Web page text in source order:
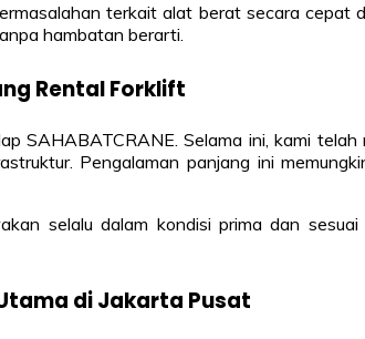
terkait alat berat secara
hambatan berarti.
Rental Forklift
SAHABATCRANE. Selama ini, kami
Pengalaman panjang ini
selalu dalam kondisi prima dan
di Jakarta Pusat